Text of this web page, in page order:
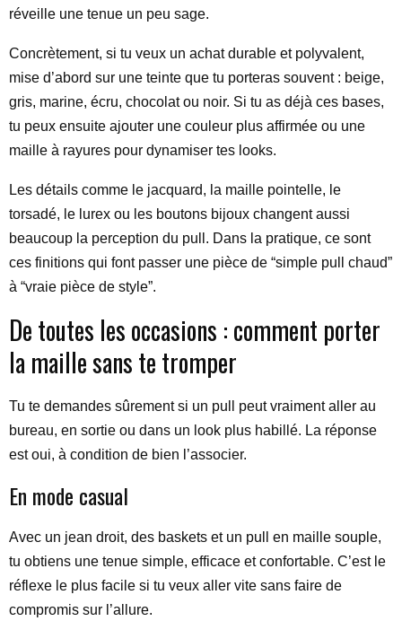
réveille une tenue un peu sage.
Concrètement, si tu veux un achat durable et polyvalent,
mise d’abord sur une teinte que tu porteras souvent : beige,
gris, marine, écru, chocolat ou noir. Si tu as déjà ces bases,
tu peux ensuite ajouter une couleur plus affirmée ou une
maille à rayures pour dynamiser tes looks.
Les détails comme le jacquard, la maille pointelle, le
torsadé, le lurex ou les boutons bijoux changent aussi
beaucoup la perception du pull. Dans la pratique, ce sont
ces finitions qui font passer une pièce de “simple pull chaud”
à “vraie pièce de style”.
De toutes les occasions : comment porter
la maille sans te tromper
Tu te demandes sûrement si un pull peut vraiment aller au
bureau, en sortie ou dans un look plus habillé. La réponse
est oui, à condition de bien l’associer.
En mode casual
Avec un jean droit, des baskets et un pull en maille souple,
tu obtiens une tenue simple, efficace et confortable. C’est le
réflexe le plus facile si tu veux aller vite sans faire de
compromis sur l’allure.